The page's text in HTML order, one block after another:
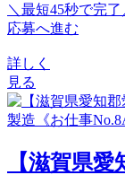
＼最短45秒で完了
応募へ進む
詳しく
見る
【滋賀県